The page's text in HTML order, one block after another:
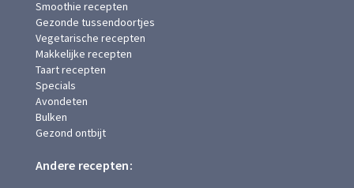
Smoothie recepten
Gezonde tussendoortjes
Vegetarische recepten
Makkelijke recepten
Taart recepten
Specials
Avondeten
Bulken
Gezond ontbijt
Andere recepten: